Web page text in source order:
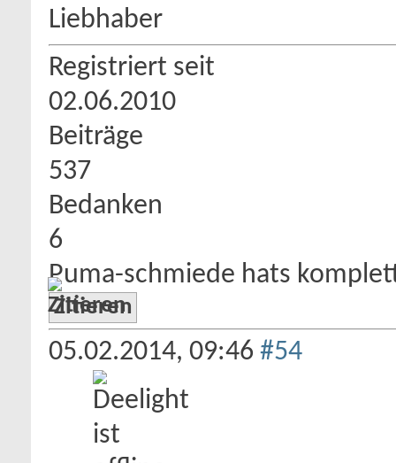
Liebhaber
Registriert seit
02.06.2010
Beiträge
537
Bedanken
6
Puma-schmiede hats
Zitieren
05.02.2014, 09:46 #54